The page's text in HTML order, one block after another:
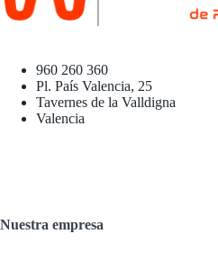
960 260 360
Pl. País Valencia, 25
Tavernes de la Valldigna
Valencia
Nuestra empresa